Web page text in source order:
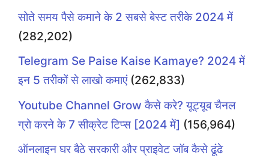
सोते समय पैसे कमाने के 2 सबसे बेस्ट तरीके 2024 में
(282,202)
Telegram Se Paise Kaise Kamaye? 2024 में
इन 5 तरीकों से लाखो कमाएं (262,833)
Youtube Channel Grow कैसे करे? यूट्यूब चैनल
ग्रो करने के 7 सीक्रेट टिप्स [2024 में] (156,964)
ऑनलाइन घर बैठे सरकारी और प्राइवेट जॉब कैसे ढूंढे